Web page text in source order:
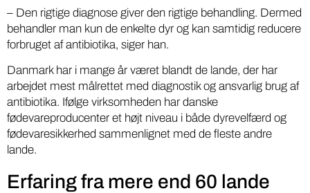
– Den rigtige diagnose giver den rigtige behandling. Dermed
behandler man kun de enkelte dyr og kan samtidig reducere
forbruget af antibiotika, siger han.
Danmark har i mange år været blandt de lande, der har
arbejdet mest målrettet med diagnostik og ansvarlig brug af
antibiotika. Ifølge virksomheden har danske
fødevareproducenter et højt niveau i både dyrevelfærd og
fødevaresikkerhed sammenlignet med de fleste andre
lande.
Erfaring fra mere end 60 lande